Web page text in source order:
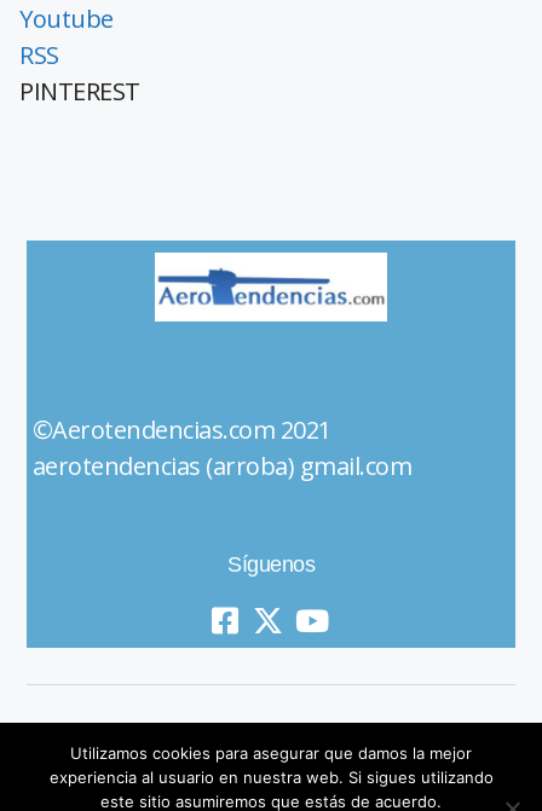
Youtube
RSS
PINTEREST
©Aerotendencias.com 2021
aerotendencias (arroba) gmail.com
Síguenos
© 2019 All Rights Reserved
Utilizamos cookies para asegurar que damos la mejor
experiencia al usuario en nuestra web. Si sigues utilizando
este sitio asumiremos que estás de acuerdo.